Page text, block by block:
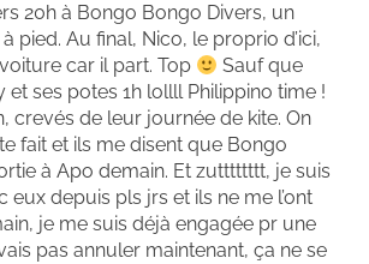
20h à Bongo Bongo Divers, un
pied. Au final, Nico, le proprio d’ici,
car il part. Top
Sauf que
et ses potes 1h lollll Philippino time !
crevés de leur journée de kite. On
fait et ils me disent que Bongo
à Apo demain. Et zutttttttt, je suis
eux depuis pls jrs et ils ne me l’ont
je me suis déjà engagée pr une
pas annuler maintenant, ça ne se